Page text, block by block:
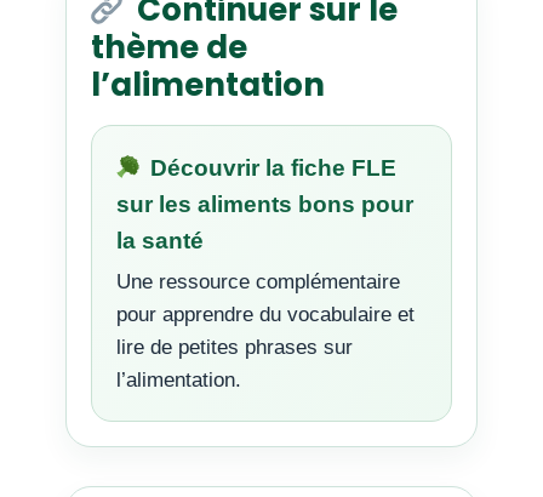
Continuer sur le
thème de
l’alimentation
Découvrir la fiche FLE
sur les aliments bons pour
la santé
Une ressource complémentaire
pour apprendre du vocabulaire et
lire de petites phrases sur
l’alimentation.